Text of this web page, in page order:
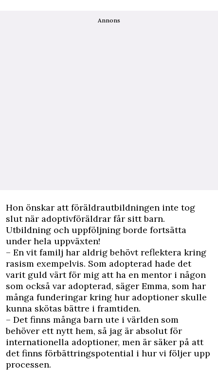
Annons
Hon önskar att föräldrautbildningen inte tog
slut när adoptivföräldrar får sitt barn.
Utbildning och uppföljning borde fortsätta
under hela uppväxten!
– En vit familj har aldrig behövt reflektera kring
rasism exempelvis. Som adopterad hade det
varit guld värt för mig att ha en mentor i någon
som också var adopterad, säger Emma, som har
många funderingar kring hur adoptioner skulle
kunna skötas bättre i framtiden.
– Det finns många barn ute i världen som
behöver ett nytt hem, så jag är absolut för
internationella adoptioner, men är säker på att
det finns förbättringspotential i hur vi följer upp
processen.